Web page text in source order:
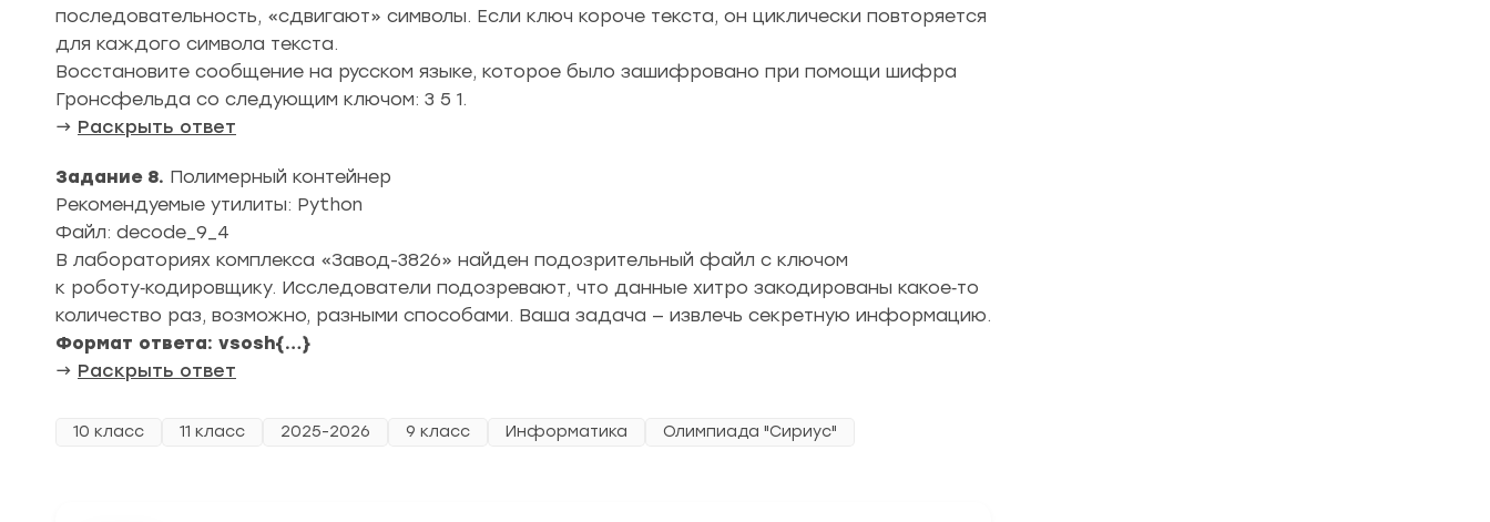
последовательность, «сдвигают» символы. Если ключ короче текста, он циклически повторяется
для каждого символа текста.
Восстановите сообщение на русском языке, которое было зашифровано при помощи шифра
Гронсфельда со следующим ключом: 3 5 1.
→ Раскрыть ответ
Задание 8. Полимерный контейнер
Рекомендуемые утилиты: Python
Файл: decode_9_4
В лабораториях комплекса «Завод-3826» найден подозрительный файл с ключом
к роботу‑кодировщику. Исследователи подозревают, что данные хитро закодированы какое‑то
количество раз, возможно, разными способами. Ваша задача — извлечь секретную информацию.
Формат ответа: vsosh{…}
→ Раскрыть ответ
10 класс 11 класс 2025-2026 9 класс Информатика Олимпиада "Сириус"